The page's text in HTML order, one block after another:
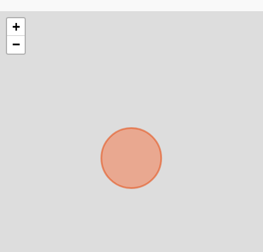
+
−
mejor y más rápido
Déjanos tus datos para identificar tu consulta en el
sistema de gestión de clientes.